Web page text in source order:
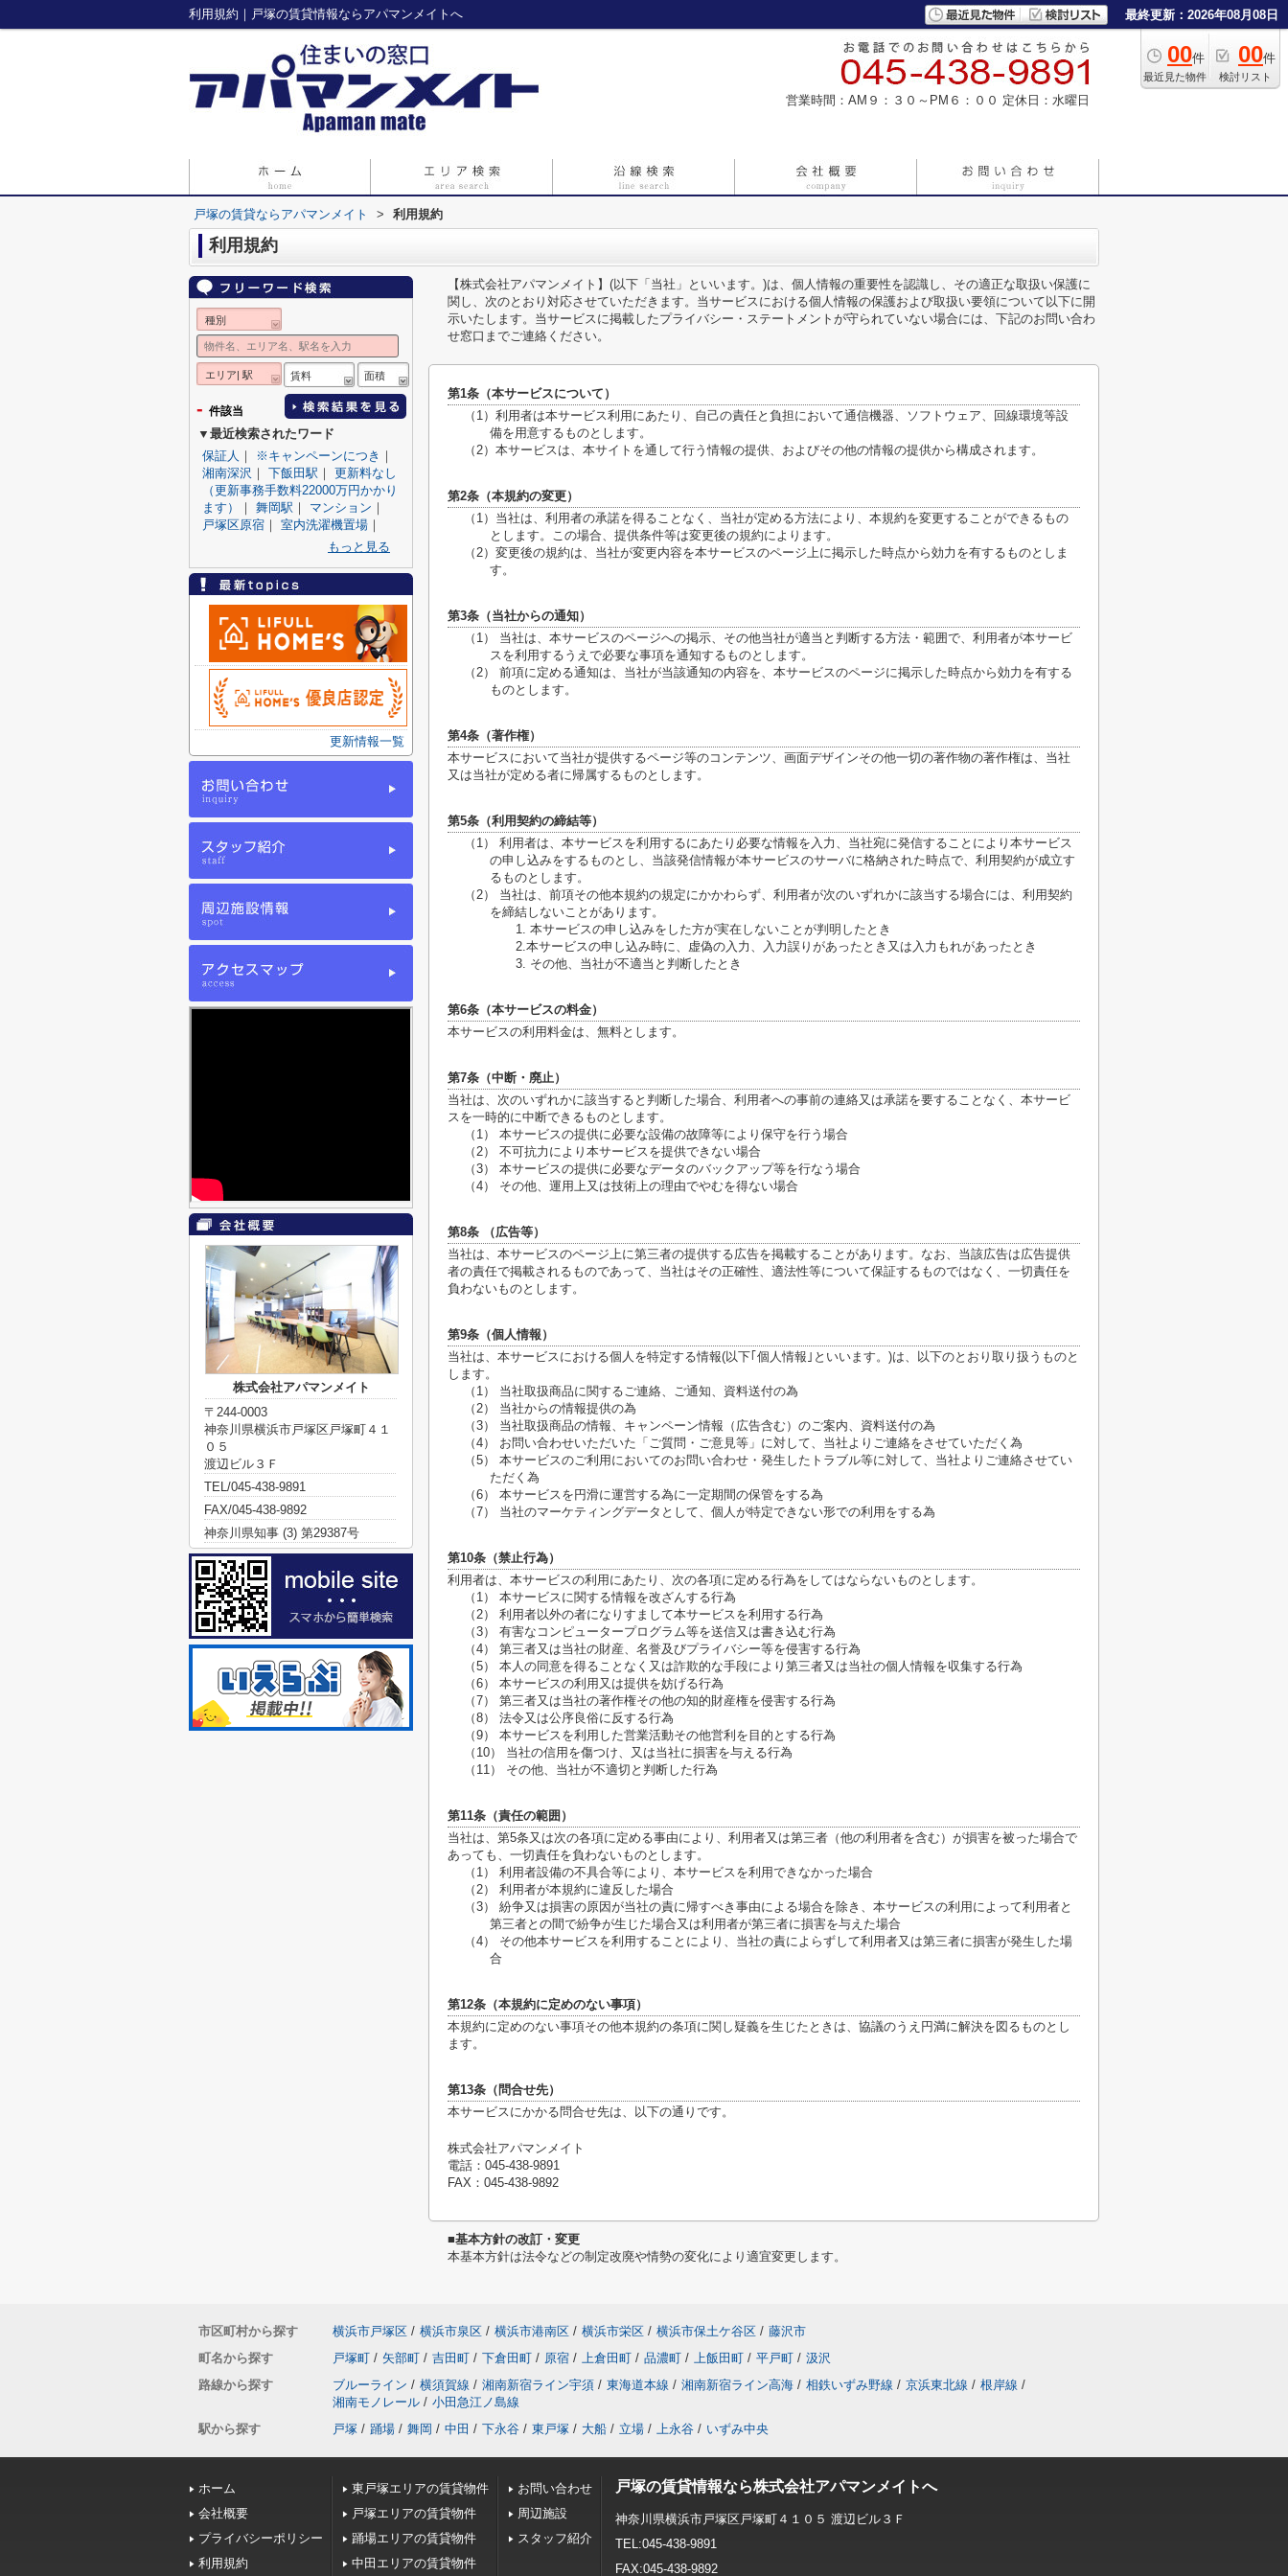
利用規約｜戸塚の賃貸情報ならアパマンメイトへ 最終更新：2026年08月08日
00件
最近見た物件
00件
検討リスト
営業時間：AM９：３０～PM６：００ 定休日：水曜日
戸塚の賃貸ならアパマンメイト > 利用規約
利用規約
【株式会社アパマンメイト】(以下「当社」といいます。)は、個人情報の重要性を認識し、その適正な取扱い保護に
関し、次のとおり対応させていただきます。当サービスにおける個人情報の保護および取扱い要領について以下に開
示いたします。当サービスに掲載したプライバシー・ステートメントが守られていない場合には、下記のお問い合わ
せ窓口までご連絡ください。
第1条（本サービスについて）
（1）利用者は本サービス利用にあたり、自己の責任と負担において通信機器、ソフトウェア、回線環境等設
備を用意するものとします。
（2）本サービスは、本サイトを通して行う情報の提供、およびその他の情報の提供から構成されます。
第2条（本規約の変更）
（1）当社は、利用者の承諾を得ることなく、当社が定める方法により、本規約を変更することができるもの
とします。この場合、提供条件等は変更後の規約によります。
（2）変更後の規約は、当社が変更内容を本サービスのページ上に掲示した時点から効力を有するものとしま
す。
第3条（当社からの通知）
（1） 当社は、本サービスのページへの掲示、その他当社が適当と判断する方法・範囲で、利用者が本サービ
スを利用するうえで必要な事項を通知するものとします。
（2） 前項に定める通知は、当社が当該通知の内容を、本サービスのページに掲示した時点から効力を有する
ものとします。
第4条（著作権）
本サービスにおいて当社が提供するページ等のコンテンツ、画面デザインその他一切の著作物の著作権は、当社
又は当社が定める者に帰属するものとします。
第5条（利用契約の締結等）
（1） 利用者は、本サービスを利用するにあたり必要な情報を入力、当社宛に発信することにより本サービス
の申し込みをするものとし、当該発信情報が本サービスのサーバに格納された時点で、利用契約が成立す
るものとします。
（2） 当社は、前項その他本規約の規定にかかわらず、利用者が次のいずれかに該当する場合には、利用契約
を締結しないことがあります。
1. 本サービスの申し込みをした方が実在しないことが判明したとき
2.本サービスの申し込み時に、虚偽の入力、入力誤りがあったとき又は入力もれがあったとき
3. その他、当社が不適当と判断したとき
第6条（本サービスの料金）
本サービスの利用料金は、無料とします。
第7条（中断・廃止）
当社は、次のいずれかに該当すると判断した場合、利用者への事前の連絡又は承諾を要することなく、本サービ
スを一時的に中断できるものとします。
（1） 本サービスの提供に必要な設備の故障等により保守を行う場合
（2） 不可抗力により本サービスを提供できない場合
（3） 本サービスの提供に必要なデータのバックアップ等を行なう場合
（4） その他、運用上又は技術上の理由でやむを得ない場合
第8条 （広告等）
当社は、本サービスのページ上に第三者の提供する広告を掲載することがあります。なお、当該広告は広告提供
者の責任で掲載されるものであって、当社はその正確性、適法性等について保証するものではなく、一切責任を
負わないものとします。
第9条（個人情報）
当社は、本サービスにおける個人を特定する情報(以下｢個人情報｣といいます。)は、以下のとおり取り扱うものと
します。
（1） 当社取扱商品に関するご連絡、ご通知、資料送付の為
（2） 当社からの情報提供の為
（3） 当社取扱商品の情報、キャンペーン情報（広告含む）のご案内、資料送付の為
（4） お問い合わせいただいた「ご質問・ご意見等」に対して、当社よりご連絡をさせていただく為
（5） 本サービスのご利用においてのお問い合わせ・発生したトラブル等に対して、当社よりご連絡させてい
ただく為
（6） 本サービスを円滑に運営する為に一定期間の保管をする為
（7） 当社のマーケティングデータとして、個人が特定できない形での利用をする為
第10条（禁止行為）
利用者は、本サービスの利用にあたり、次の各項に定める行為をしてはならないものとします。
（1） 本サービスに関する情報を改ざんする行為
（2） 利用者以外の者になりすまして本サービスを利用する行為
（3） 有害なコンピュータープログラム等を送信又は書き込む行為
（4） 第三者又は当社の財産、名誉及びプライバシー等を侵害する行為
（5） 本人の同意を得ることなく又は詐欺的な手段により第三者又は当社の個人情報を収集する行為
（6） 本サービスの利用又は提供を妨げる行為
（7） 第三者又は当社の著作権その他の知的財産権を侵害する行為
（8） 法令又は公序良俗に反する行為
（9） 本サービスを利用した営業活動その他営利を目的とする行為
（10） 当社の信用を傷つけ、又は当社に損害を与える行為
（11） その他、当社が不適切と判断した行為
第11条（責任の範囲）
当社は、第5条又は次の各項に定める事由により、利用者又は第三者（他の利用者を含む）が損害を被った場合で
あっても、一切責任を負わないものとします。
（1） 利用者設備の不具合等により、本サービスを利用できなかった場合
（2） 利用者が本規約に違反した場合
（3） 紛争又は損害の原因が当社の責に帰すべき事由による場合を除き、本サービスの利用によって利用者と
第三者との間で紛争が生じた場合又は利用者が第三者に損害を与えた場合
（4） その他本サービスを利用することにより、当社の責によらずして利用者又は第三者に損害が発生した場
合
第12条（本規約に定めのない事項）
本規約に定めのない事項その他本規約の条項に関し疑義を生じたときは、協議のうえ円満に解決を図るものとし
ます。
第13条（問合せ先）
本サービスにかかる問合せ先は、以下の通りです。
株式会社アパマンメイト
電話：045-438-9891
FAX：045-438-9892
■基本方針の改訂・変更
本基本方針は法令などの制定改廃や情勢の変化により適宜変更します。
種別
エリア| 駅 賃料 面積
- 件該当
▼最近検索されたワード
保証人 ｜ ※キャンペーンにつき ｜
湘南深沢 ｜ 下飯田駅 ｜ 更新料なし
（更新事務手数料22000万円かかり
ます）
｜ 舞岡駅 ｜ マンション ｜
戸塚区原宿 ｜ 室内洗濯機置場 ｜
もっと見る
更新情報一覧
株式会社アパマンメイト
〒244-0003
神奈川県横浜市戸塚区戸塚町４１
０５
渡辺ビル３Ｆ
TEL/045-438-9891
FAX/045-438-9892
神奈川県知事 (3) 第29387号
市区町村から探す 横浜市戸塚区 / 横浜市泉区 / 横浜市港南区 / 横浜市栄区 / 横浜市保土ケ谷区 / 藤沢市
町名から探す
戸塚町 / 矢部町 / 吉田町 / 下倉田町 / 原宿 / 上倉田町 / 品濃町 / 上飯田町 / 平戸町 / 汲沢
路線から探す
ブルーライン / 横須賀線 / 湘南新宿ライン宇須 / 東海道本線 / 湘南新宿ライン高海 / 相鉄いずみ野線 / 京浜東北線 / 根岸線 /
湘南モノレール / 小田急江ノ島線
駅から探す
戸塚 / 踊場 / 舞岡 / 中田 / 下永谷 / 東戸塚 / 大船 / 立場 / 上永谷 / いずみ中央
ホーム
会社概要
プライバシーポリシー
利用規約
東戸塚エリアの賃貸物件
戸塚エリアの賃貸物件
踊場エリアの賃貸物件
中田エリアの賃貸物件
お問い合わせ
周辺施設
スタッフ紹介
戸塚の賃貸情報なら株式会社アパマンメイトへ
神奈川県横浜市戸塚区戸塚町４１０５ 渡辺ビル３Ｆ
TEL:045-438-9891
FAX:045-438-9892